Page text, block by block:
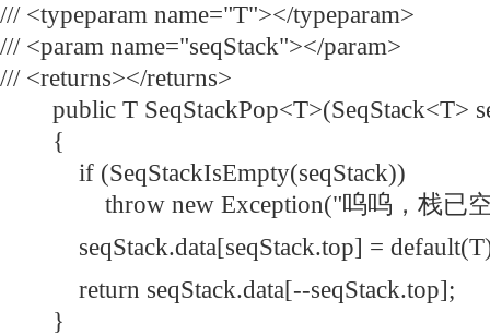
/// <typeparam name="T"></typeparam>
/// <param name="seqStack"></param>
/// <returns></returns>
public T SeqStackPop<T>(SeqStack<T>
{
if (SeqStackIsEmpty(seqStack))
throw new Exception("呜呜，栈已
seqStack.data[seqStack.top] =
return seqStack.data[--seqStack.top];
}